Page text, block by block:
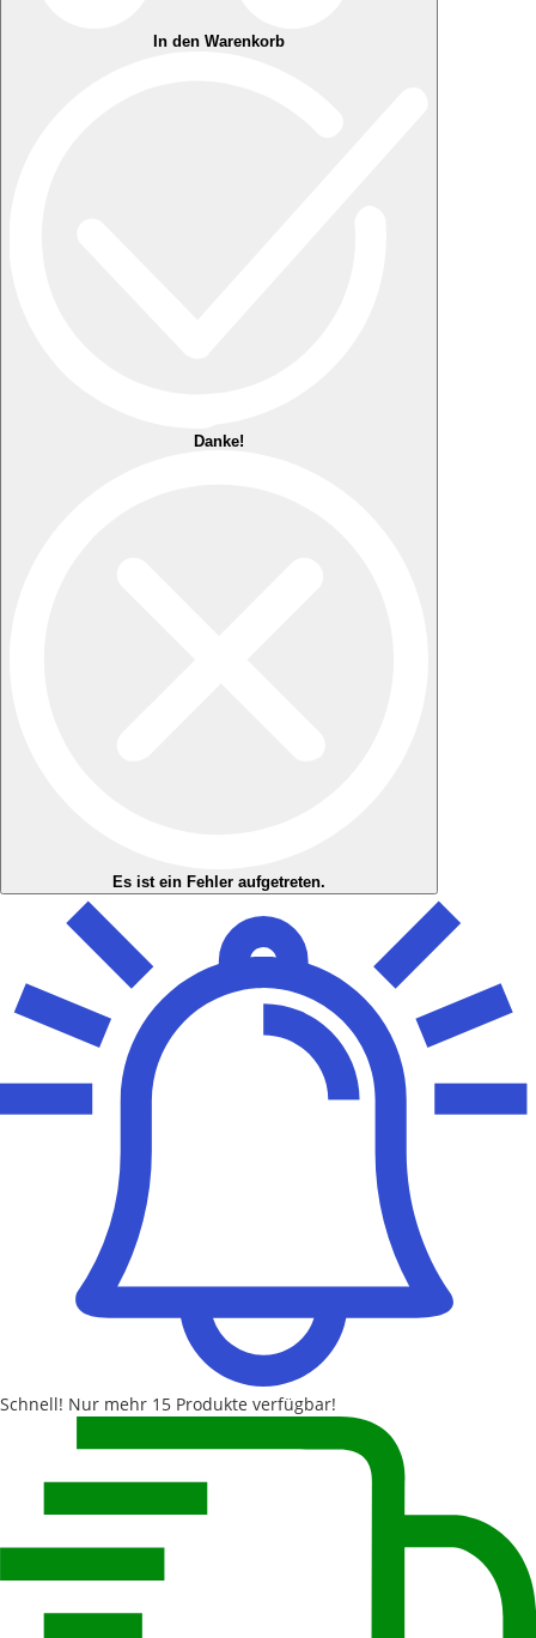
In den Warenkorb
Danke!
Es ist ein Fehler aufgetreten.
Schnell! Nur mehr 15 Produkte verfügbar!